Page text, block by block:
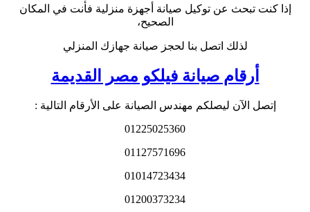
إذا كنت تبحث عن توكيل صيانة أجهزة منزلية فأنت في المكان
الصحيح،
لذلك اتصل بنا لحجز صيانة جهازك المنزلي
أرقام صيانة فيلكو مصر القديمة
إتصل الآن ليصلكم مهندس الصيانة على الأرقام التالية :
01225025360
01127571696
01014723434
01200373234